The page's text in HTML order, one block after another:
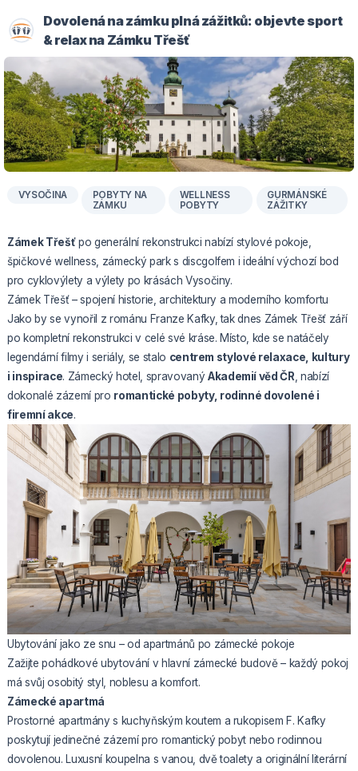
Dovolená na zámku plná zážitků: objevte sport
& relax na Zámku Třešť
VYSOČINA
POBYTY NA
ZÁMKU
WELLNESS
POBYTY
GURMÁNSKÉ
ZÁŽITKY
Zámek Třešťpo generální rekonstrukci nabízí stylové pokoje,
špičkové wellness, zámecký park s discgolfem i ideální výchozí bod
pro cyklovýlety a výlety po krásách Vysočiny.
Zámek Třešť – spojení historie, architektury a moderního komfortu
Jako by se vynořil z románu Franze Kafky, tak dnes Zámek Třešť září
po kompletní rekonstrukci v celé své kráse. Místo, kde se natáčely
legendární filmy i seriály, se stalo centrem stylové relaxace, kultury
i inspirace. Zámecký hotel, spravovaný Akademií věd ČR , nabízí
dokonalé zázemí pro romantické pobyty, rodinné dovolené i
firemní akce.
Ubytování jako ze snu – od apartmánů po zámecké pokoje
Zažijte pohádkové ubytování v hlavní zámecké budově – každý pokoj
má svůj osobitý styl, noblesu a komfort.
Zámecké apartmá
Prostorné apartmány s kuchyňským koutem a rukopisem F. Kafky
poskytují jedinečné zázemí pro romantický pobyt nebo rodinnou
dovolenou. Luxusní koupelna s vanou, dvě toalety a originální literární